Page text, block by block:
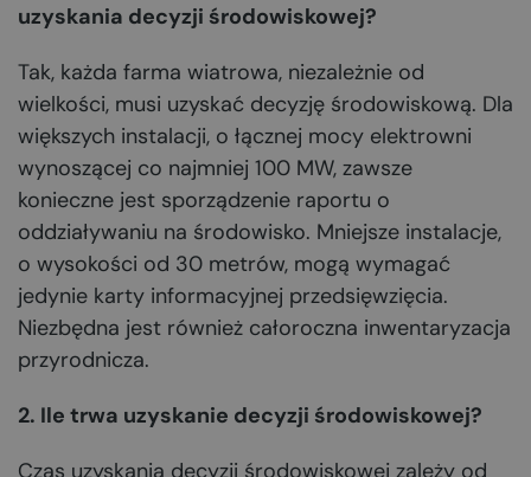
uzyskania decyzji środowiskowej?
Tak, każda farma wiatrowa, niezależnie od
wielkości, musi uzyskać decyzję środowiskową. Dla
większych instalacji, o łącznej mocy elektrowni
wynoszącej co najmniej 100 MW, zawsze
konieczne jest sporządzenie raportu o
oddziaływaniu na środowisko. Mniejsze instalacje,
o wysokości od 30 metrów, mogą wymagać
jedynie karty informacyjnej przedsięwzięcia.
Niezbędna jest również całoroczna inwentaryzacja
przyrodnicza.
2. Ile trwa uzyskanie decyzji środowiskowej?
Czas uzyskania decyzji środowiskowej zależy od